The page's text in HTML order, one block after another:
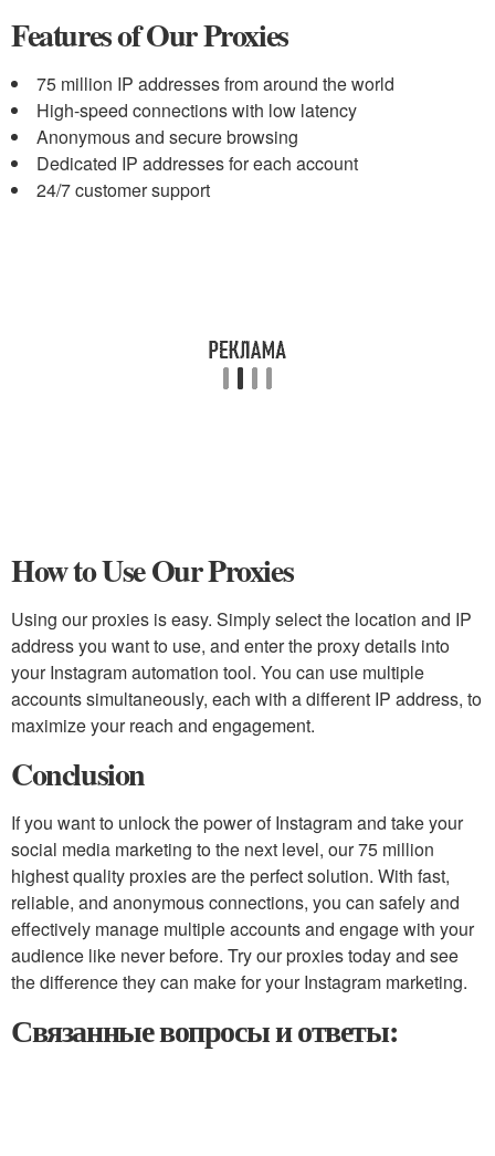
Features of Our Proxies
75 million IP addresses from around the world
High-speed connections with low latency
Anonymous and secure browsing
Dedicated IP addresses for each account
24/7 customer support
How to Use Our Proxies
Using our proxies is easy. Simply select the location and IP
address you want to use, and enter the proxy details into
your Instagram automation tool. You can use multiple
accounts simultaneously, each with a different IP address, to
maximize your reach and engagement.
Conclusion
If you want to unlock the power of Instagram and take your
social media marketing to the next level, our 75 million
highest quality proxies are the perfect solution. With fast,
reliable, and anonymous connections, you can safely and
effectively manage multiple accounts and engage with your
audience like never before. Try our proxies today and see
the difference they can make for your Instagram marketing.
Связанные вопросы и ответы: